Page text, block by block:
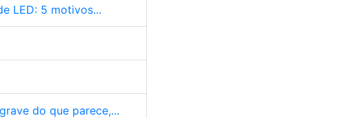
LED: 5 motivos...
do que parece,...